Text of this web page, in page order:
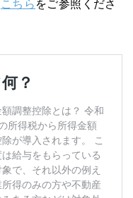
こちら をご参照くださ